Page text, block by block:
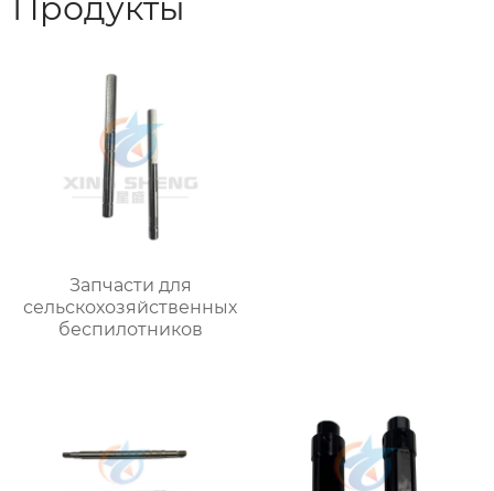
Продукты
Запчасти для
сельскохозяйственных
беспилотников